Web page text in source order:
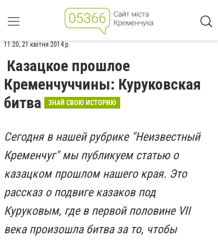
11:20, 21 квітня 2014 р.
Казацкое прошлое
Кременчуччины: Куруковская
битва
ЗНАЙ СВОЮ ИСТОРИЮ
Сегодня в нашей рубрике "Неизвестный
Кременчуг" мы публикуем статью о
казацком прошлом нашего края. Это
рассказ о подвиге казаков под
Куруковым, где в первой половине VII
века произошла битва за то, чтобы